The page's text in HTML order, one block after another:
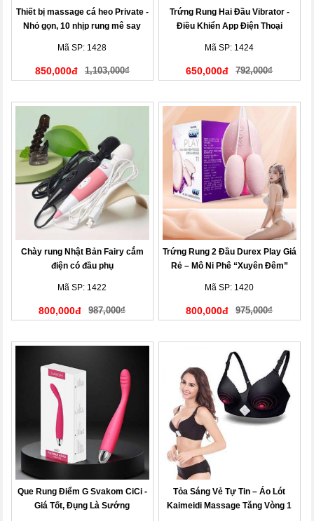
Thiết bị massage cá heo Private -
Nhỏ gọn, 10 nhịp rung mê say
Mã SP: 1428
850,000đ 1,103,000₫
Trứng Rung Hai Đầu Vibrator -
Điều Khiển App Điện Thoại
Mã SP: 1424
650,000đ 792,000₫
Chày rung Nhật Bản Fairy cắm
điện có đầu phụ
Mã SP: 1422
800,000đ 987,000₫
Trứng Rung 2 Đầu Durex Play Giá
Rẻ – Mô Ni Phê “Xuyên Đêm”
Mã SP: 1420
800,000đ 975,000₫
Que Rung Điểm G Svakom CiCi -
Giá Tốt, Đụng Là Sướng
Tỏa Sáng Vẻ Tự Tin – Áo Lót
Kaimeidi Massage Tăng Vòng 1